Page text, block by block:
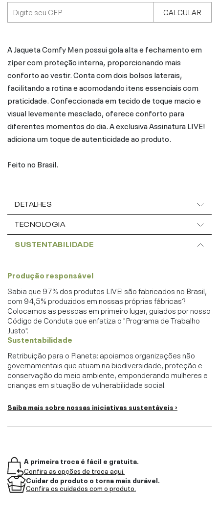
CALCULAR
A Jaqueta Comfy Men possui gola alta e fechamento em
zíper com proteção interna, proporcionando mais
conforto ao vestir. Conta com dois bolsos laterais,
facilitando a rotina e acomodando itens essenciais com
praticidade. Confeccionada em tecido de toque macio e
visual levemente mesclado, oferece conforto para
diferentes momentos do dia. A exclusiva Assinatura LIVE!
adiciona um toque de autenticidade ao produto.
Feito no Brasil.
DETALHES
TECNOLOGIA
SUSTENTABILIDADE
Produção responsável
Sabia que 97% dos produtos LIVE! são fabricados no Brasil,
com 94,5% produzidos em nossas próprias fábricas?
Colocamos as pessoas em primeiro lugar, guiados por nosso
Código de Conduta que enfatiza o "Programa de Trabalho
Justo".
Sustentabilidade
Retribuição para o Planeta: apoiamos organizações não
governamentais que atuam na biodiversidade, proteção e
conservação do meio ambiente, emponderando mulheres e
crianças em situação de vulnerabilidade social.
Saiba mais sobre nossas iniciativas sustentáveis ›
A primeira troca é fácil e gratuita.
Confira as opções de troca aqui.
Cuidar do produto o torna mais durável.
Confira os cuidados com o produto.